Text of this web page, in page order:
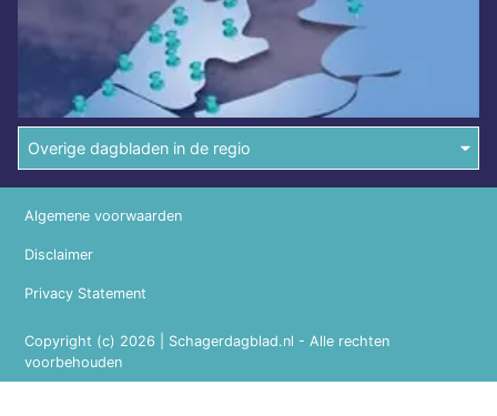
Overige dagbladen in de regio
Copyright (c) 2026 | Schagerdagblad.nl - Alle rechten
voorbehouden
Algemene voorwaarden
Disclaimer
Privacy Statement